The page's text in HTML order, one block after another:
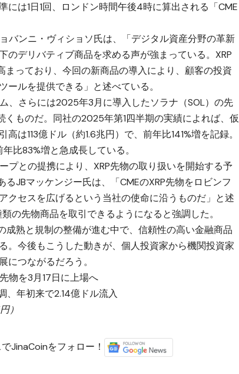
は1日1回、ロンドン時間午後4時に算出される「CME
バンニ・ヴィショソ氏は、「デジタル資産分野の革新
デリバティブ商品を求める声が強まっている。XRP
まっており、今回の新商品の導入により、顧客の投資
ルを提供できる」と述べている。
、さらには2025年3月に導入したソラナ（SOL）の先
くものだ。同社の2025年第1四半期の実績によれば、仮
は113億ドル（約1.6兆円）で、前年比141%増を記録。
比83%増と急成長している。
プとの提携により、XRP先物の取り扱いを開始する予
JBマッケンジー氏は、「CMEのXRP先物をロビンフ
クセスを広げるという当社の使命に沿うものだ」と述
の先物商品を取引できるようになると強調した。
成熟と規制の整備が進む中で、信頼性の高い金融商品
。今後もこうした動きが、個人投資家から機関投資家
につながるだろう。
物を3月17日に上場へ
、年初来で2.14億ドル流入
）
JinaCoinをフォロー！